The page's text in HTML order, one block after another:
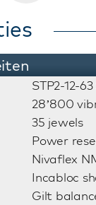
STP2-12-
28’800
35 jewels
Power
Nivaflex
Incabloc
Gilt